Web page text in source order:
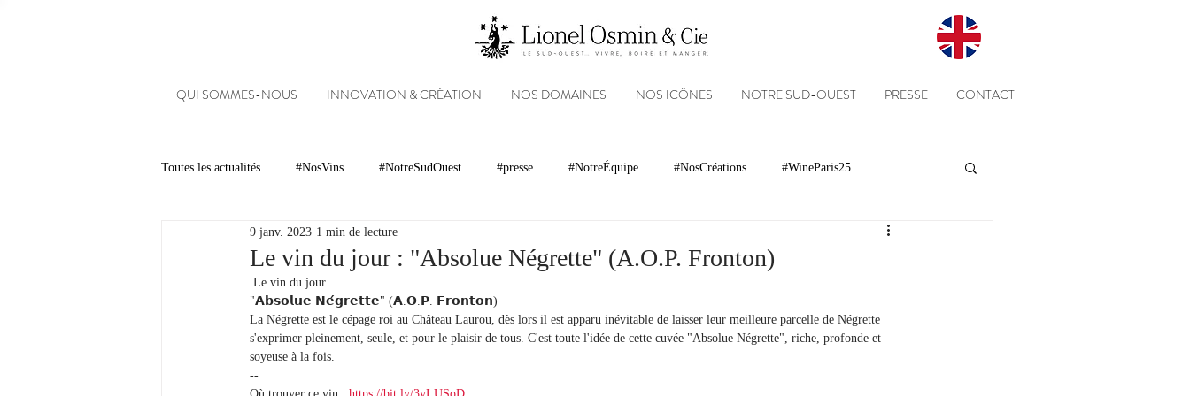
QUI SOMMES-NOUS INNOVATION & CRÉATION NOS DOMAINES NOS ICÔNES NOTRE SUD-OUEST PRESSE CONTACT
Toutes les actualités #NosVins #NotreSudOuest #presse #NotreÉquipe #NosCréations #WineParis25
Chambre d’Amour Vins Armagnacs Clients
Dégustations Evénements Réseaux sociaux
#NosDomaines
Le vin du jour : "Absolue Négrette" (A.O.P. Fronton)
9 janv. 2023 1 min de lecture
Le vin du jour
"𝗔𝗯𝘀𝗼𝗹𝘂𝗲 𝗡𝗲́𝗴𝗿𝗲𝘁𝘁𝗲" (𝗔.𝗢.𝗣. 𝗙𝗿𝗼𝗻𝘁𝗼𝗻)
La Négrette est le cépage roi au Château Laurou, dès lors il est apparu inévitable de laisser leur meilleure parcelle de Négrette
s'exprimer pleinement, seule, et pour le plaisir de tous. C'est toute l'idée de cette cuvée "Absolue Négrette", riche, profonde et
soyeuse à la fois.
--